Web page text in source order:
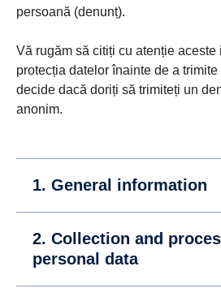
persoană (denunț).
Vă rugăm să citiți cu atenție aceste
protecția datelor înainte de a
decide dacă doriți să trimiteți un
anonim.
1. General information
2. Collection and
personal data